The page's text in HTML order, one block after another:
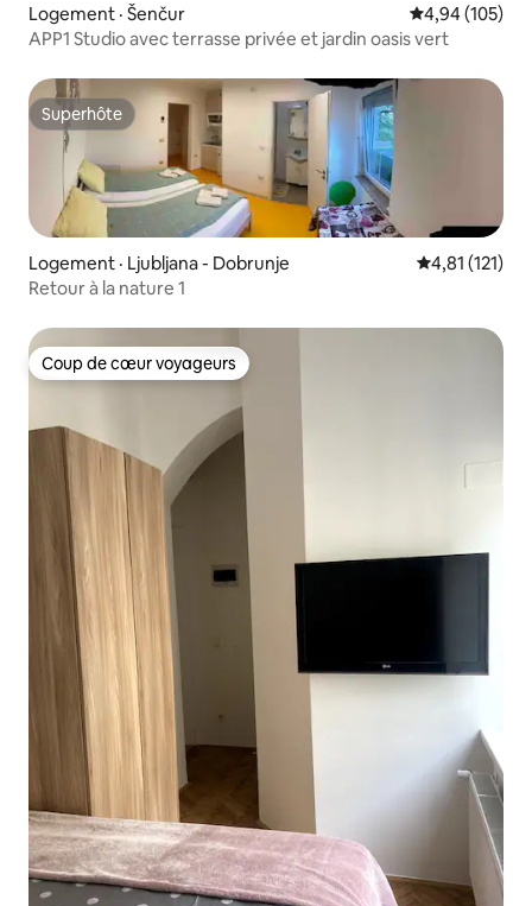
Logement · Šenčur Note
4,94 (105)
APP1 Studio avec terrasse privée et jardin oasis vert
Superhôte
Superhôte
Logement · Ljubljana - Dobrunje Note
4,81 (121)
Retour à la nature 1
Coup de cœur voyageurs
Coup de cœur voyageurs